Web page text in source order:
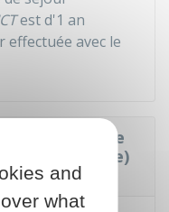
est d'1 an
effectuée avec le
ayant la carte
(mobile)
France ?
and
what